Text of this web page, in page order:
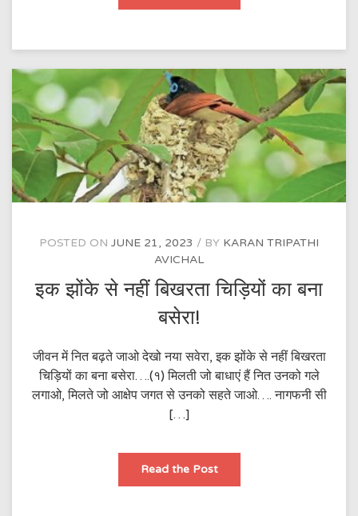
POSTED ON JUNE 21, 2023 BY KARAN TRIPATHI
AVICHAL
इक झोंके से नहीं बिखरता चिड़ियों का बना
बसेरा!
जीवन में नित बढ़ते जाओ देखो नया सवेरा, इक झोंके से नहीं बिखरता
चिड़ियों का बना बसेरा….(१) मिलती जो बाधाएं हैं नित उनको गले
लगाओ, मिलते जो आक्षेप जगत से उनको सहते जाओ…. नागफनी सी
[…]
Read the Postइक
से